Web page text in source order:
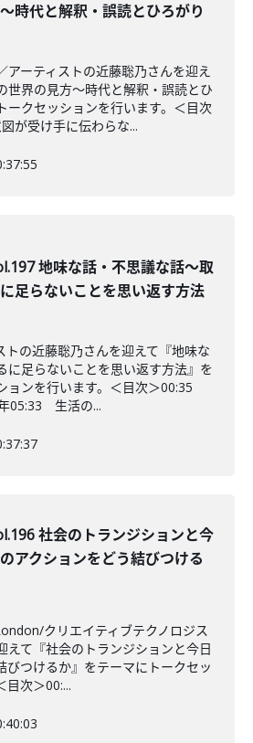
時代と解釈・誤読とひろがり
アーティストの近藤聡乃さんを迎え
世界の見方〜時代と解釈・誤読とひ
ークセッションを行います。＜目次
が受け手に伝わらな...
地味な話・不思議な話〜取
足らないことを思い返す方法
トの近藤聡乃さんを迎えて『地味な
に足らないことを思い返す方法』を
ョンを行います。＜目次＞00:35
05:33 生活の...
社会のトランジションと今
アクションをどう結びつける
クリエイティブテクノロジス
えて『社会のトランジションと今日
びつけるか』をテーマにトークセッ
目次＞00:...